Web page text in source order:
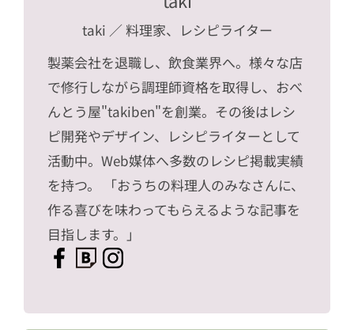
taki ／ 料理家、レシピライター
製薬会社を退職し、飲食業界へ。様々な店
で修行しながら調理師資格を取得し、おべ
んとう屋"takiben"を創業。その後はレシ
ピ開発やデザイン、レシピライターとして
活動中。Web媒体へ多数のレシピ掲載実績
を持つ。 「おうちの料理人のみなさんに、
作る喜びを味わってもらえるような記事を
目指します。」